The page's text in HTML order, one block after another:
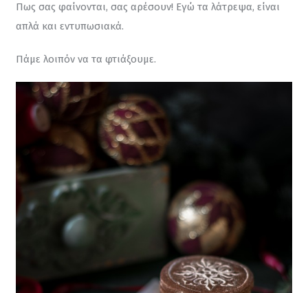
Πως σας φαίνονται, σας αρέσουν! Εγώ τα λάτρεψα, είναι
απλά και εντυπωσιακά.
Πάμε λοιπόν να τα φτιάξουμε.